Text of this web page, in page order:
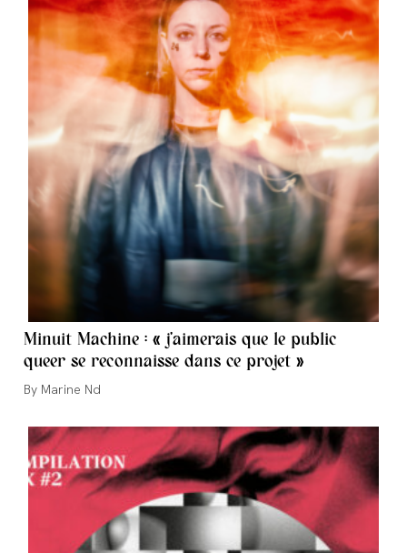
Minuit Machine : « j’aimerais que le public
queer se reconnaisse dans ce projet »
Auteur/autrice
la
publication :
Marine Nd